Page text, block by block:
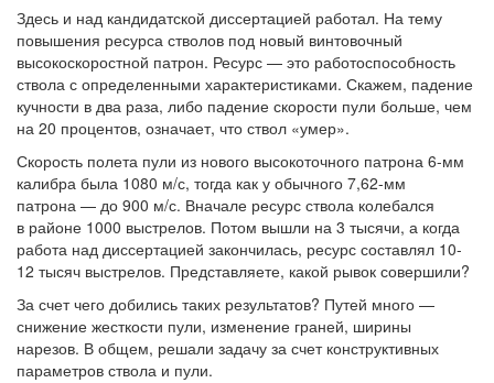
Здесь и над кандидатской диссертацией работал. На тему
повышения ресурса стволов под новый винтовочный
высокоскоростной патрон. Ресурс — это работоспособность
ствола с определенными характеристиками. Скажем, падение
кучности в два раза, либо падение скорости пули больше, чем
на 20 процентов, означает, что ствол «умер».
Скорость полета пули из нового высокоточного патрона 6-мм
калибра была 1080 м/с, тогда как у обычного 7,62-мм
патрона — до 900 м/с. Вначале ресурс ствола колебался
в районе 1000 выстрелов. Потом вышли на 3 тысячи, а когда
работа над диссертацией закончилась, ресурс составлял 10-
12 тысяч выстрелов. Представляете, какой рывок совершили?
За счет чего добились таких результатов? Путей много —
снижение жесткости пули, изменение граней, ширины
нарезов. В общем, решали задачу за счет конструктивных
параметров ствола и пули.